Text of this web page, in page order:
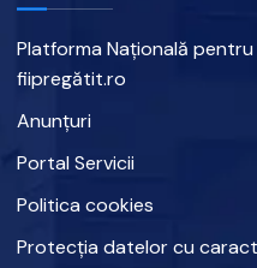
Platforma Națională
fiipregătit.ro
Anunțuri
Portal Servicii
Politica cookies
Protecția datelor cu